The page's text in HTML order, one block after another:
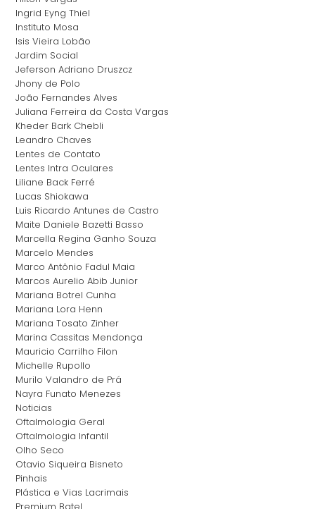
Ingrid Eyng Thiel
Instituto Mosa
Isis Vieira Lobão
Jardim Social
Jeferson Adriano Druszcz
Jhony de Polo
João Fernandes Alves
Juliana Ferreira da Costa Vargas
Kheder Bark Chebli
Leandro Chaves
Lentes de Contato
Lentes Intra Oculares
Liliane Back Ferré
Lucas Shiokawa
Luis Ricardo Antunes de Castro
Maite Daniele Bazetti Basso
Marcella Regina Ganho Souza
Marcelo Mendes
Marco Antônio Fadul Maia
Marcos Aurelio Abib Junior
Mariana Botrel Cunha
Mariana Lora Henn
Mariana Tosato Zinher
Marina Cassitas Mendonça
Mauricio Carrilho Filon
Michelle Rupollo
Murilo Valandro de Prá
Nayra Funato Menezes
Noticias
Oftalmologia Geral
Oftalmologia Infantil
Olho Seco
Otavio Siqueira Bisneto
Pinhais
Plástica e Vias Lacrimais